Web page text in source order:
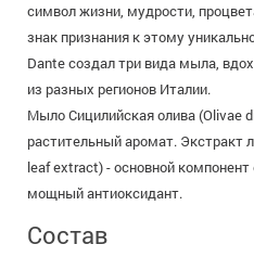
символ жизни, мудрости,
знак признания к этому
Dante создал три вида мыла,
из разных регионов Италии.
Мыло Сицилийская олива (Olivae
растительный аромат. Экстракт
leaf extract) - основной
мощный антиоксидант.
Состав